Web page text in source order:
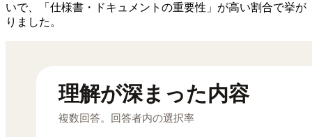
いで、「仕様書・ドキュメントの重要性」が高い割合で挙が
りました。